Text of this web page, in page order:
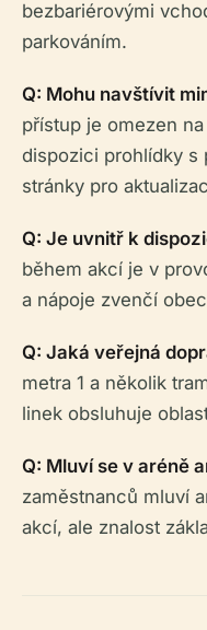
bezbariérovými
parkováním.
Q: Mohu navštívit
přístup je omezen
dispozici prohlídky s
stránky pro
Q: Je uvnitř k
během akcí je v
a nápoje zvenčí
Q: Jaká veřejná
metra 1 a několik
linek obsluhuje
Q: Mluví se v aréně
zaměstnanců mluví
akcí, ale znalost